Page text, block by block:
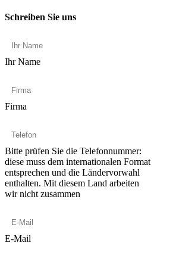
Schreiben Sie uns
Ihr Name
Firma
Bitte prüfen Sie die Telefonnummer:
diese muss dem internationalen Format
entsprechen und die Ländervorwahl
enthalten. Mit diesem Land arbeiten
wir nicht zusammen
E-Mail